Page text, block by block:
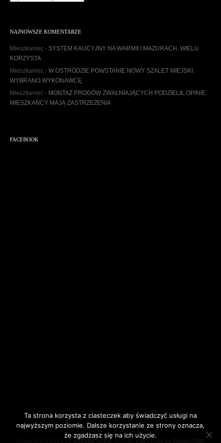
w
u
NAJNOWSZE KOMENTARZE
Mieszkaniec - SYSTEM KAUCYJNY NA WARMII I MAZURACH. WIELU
KORZYSTA
Mieszkaniec - W OSTRÓDZIE POWSTANIE NOWY SZALET MIEJSKI.
WYBRANO WYKONAWCĘ
Mieszkaniec - MONTAŻ PROGÓW ZWALNIAJĄCYCH PODZIELIŁ OPINIE.
MIESZKAŃCY MAJĄ ZASTRZEŻENIA
FACEBOOK
Ostróda News. Theme: DW Focus DesignWall
Ta strona korzysta z ciasteczek aby świadczyć usługi na
najwyższym poziomie. Dalsze korzystanie ze strony oznacza,
że zgadzasz się na ich użycie.